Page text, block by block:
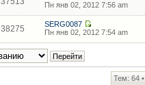
Пн янв 02, 2012 7:56 am
38275
SERG0087
Пн янв 02, 2012 7:54 am
Тем: 64 •